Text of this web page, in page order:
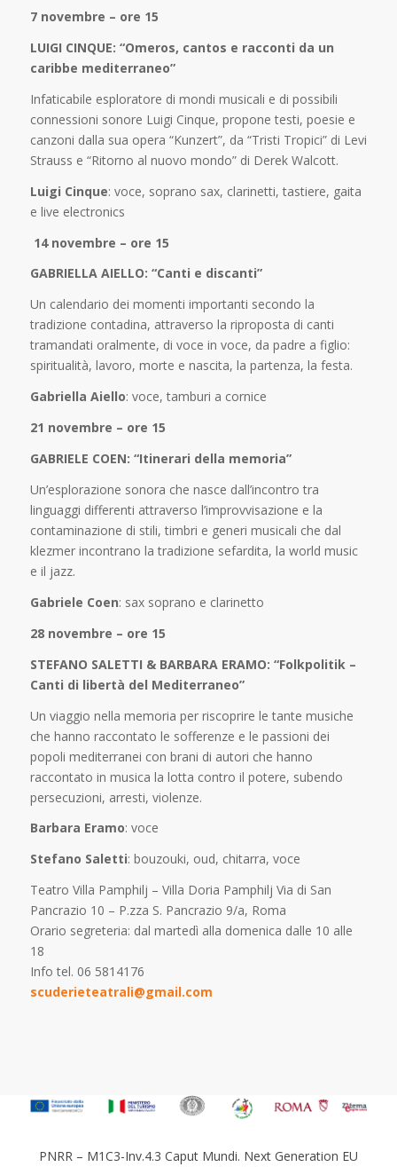
7 novembre – ore 15
LUIGI CINQUE: “Omeros, cantos e racconti da un
caribbe mediterraneo”
Infaticabile esploratore di mondi musicali e di possibili
connessioni sonore Luigi Cinque, propone testi, poesie e
canzoni dalla sua opera “Kunzert”, da “Tristi Tropici” di Levi
Strauss e “Ritorno al nuovo mondo” di Derek Walcott.
Luigi Cinque: voce, soprano sax, clarinetti, tastiere, gaita
e live electronics
14 novembre – ore 15
GABRIELLA AIELLO: “Canti e discanti”
Un calendario dei momenti importanti secondo la
tradizione contadina, attraverso la riproposta di canti
tramandati oralmente, di voce in voce, da padre a figlio:
spiritualità, lavoro, morte e nascita, la partenza, la festa.
Gabriella Aiello: voce, tamburi a cornice
21 novembre – ore 15
GABRIELE COEN: “Itinerari della memoria”
Un’esplorazione sonora che nasce dall’incontro tra
linguaggi differenti attraverso l’improvvisazione e la
contaminazione di stili, timbri e generi musicali che dal
klezmer incontrano la tradizione sefardita, la world music
e il jazz.
Gabriele Coen: sax soprano e clarinetto
28 novembre – ore 15
STEFANO SALETTI & BARBARA ERAMO: “Folkpolitik –
Canti di libertà del Mediterraneo”
Un viaggio nella memoria per riscoprire le tante musiche
che hanno raccontato le sofferenze e le passioni dei
popoli mediterranei con brani di autori che hanno
raccontato in musica la lotta contro il potere, subendo
persecuzioni, arresti, violenze.
Barbara Eramo: voce
Stefano Saletti: bouzouki, oud, chitarra, voce
Teatro Villa Pamphilj – Villa Doria Pamphilj Via di San
Pancrazio 10 – P.zza S. Pancrazio 9/a, Roma
Orario segreteria: dal martedì alla domenica dalle 10 alle
18
Info tel. 06 5814176
scuderieteatrali@gmail.com
PNRR – M1C3-Inv.4.3 Caput Mundi. Next Generation EU